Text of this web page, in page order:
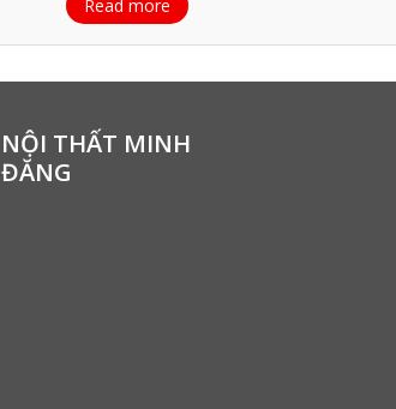
Read more
NỘI THẤT MINH
ĐĂNG